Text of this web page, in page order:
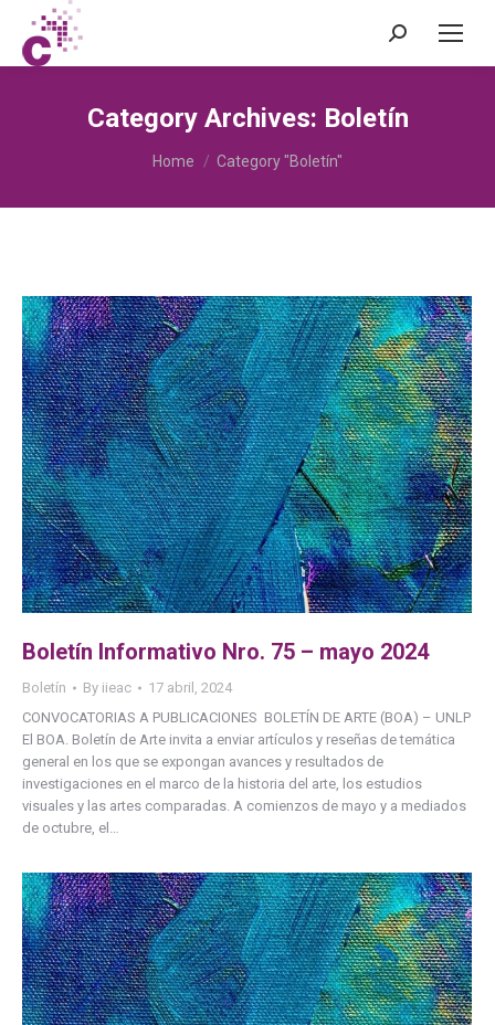
Search:
Category Archives: Boletín
Home Category "Boletín"
Boletín Informativo Nro. 75 – mayo 2024
Boletín By iieac
17 abril, 2024
CONVOCATORIAS A PUBLICACIONES BOLETÍN DE ARTE (BOA) – UNLP
El BOA. Boletín de Arte invita a enviar artículos y reseñas de temática
general en los que se expongan avances y resultados de
investigaciones en el marco de la historia del arte, los estudios
visuales y las artes comparadas. A comienzos de mayo y a mediados
de octubre, el…